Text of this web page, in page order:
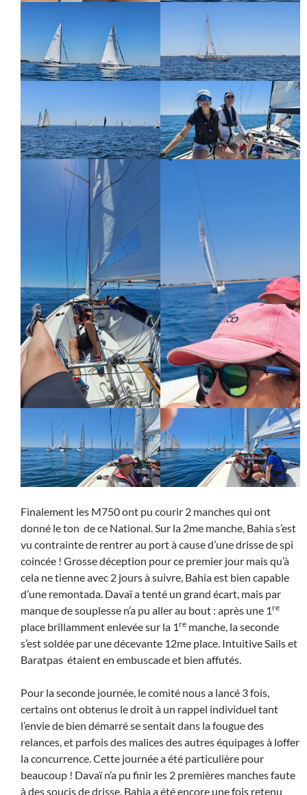
Finalement les M750 ont pu courir 2 manches qui ont
donné le ton de ce National. Sur la 2me manche, Bahia s’est
vu contrainte de rentrer au port à cause d’une drisse de spi
coincée ! Grosse déception pour ce premier jour mais qu’à
cela ne tienne avec 2 jours à suivre, Bahia est bien capable
d’une remontada. Davaï a tenté un grand écart, mais par
manque de souplesse n’a pu aller au bout : après une 1re
place brillamment enlevée sur la 1re manche, la seconde
s’est soldée par une décevante 12me place. Intuitive Sails et
Baratpas étaient en embuscade et bien affutés.
Pour la seconde journée, le comité nous a lancé 3 fois,
certains ont obtenus le droit à un rappel individuel tant
l’envie de bien démarré se sentait dans la fougue des
relances, et parfois des malices des autres équipages à loffer
la concurrence. Cette journée a été particulière pour
beaucoup ! Davaï n’a pu finir les 2 premières manches faute
à des soucis de drisse. Bahia a été encore une fois retenu